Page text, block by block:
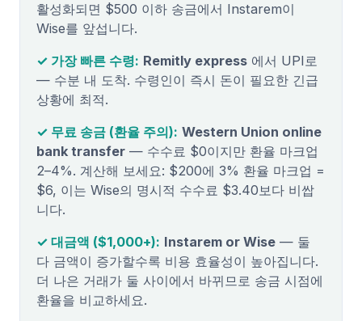
활성화되면 $500 이하 송금에서 Instarem이
Wise를 앞섭니다.
✓ 가장 빠른 수령: Remitly express 에서 UPI로
— 수분 내 도착. 수령인이 즉시 돈이 필요한 긴급
상황에 최적.
✓ 무료 송금 (환율 주의): Western Union online
bank transfer — 수수료 $0이지만 환율 마크업
2–4%. 계산해 보세요: $200에 3% 환율 마크업 =
$6, 이는 Wise의 명시적 수수료 $3.40보다 비쌉
니다.
✓ 대금액 ($1,000+): Instarem or Wise — 둘
다 금액이 증가할수록 비용 효율성이 높아집니다.
더 나은 거래가 둘 사이에서 바뀌므로 송금 시점에
환율을 비교하세요.